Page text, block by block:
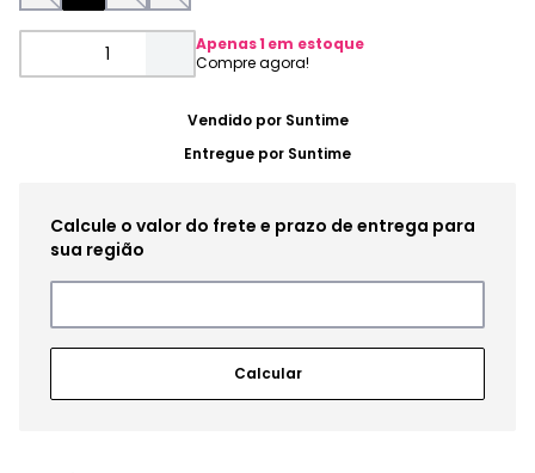
Apenas1 em estoque
Vendido por Suntime
Entregue por Suntime